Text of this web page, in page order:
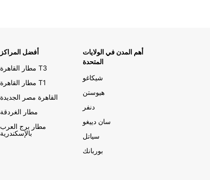
أفضل المراكز
مطار القاهرة T3
مطار القاهرة T1
القاهرة مصر الجديدة
مطار الغردقة
مطار برج العرب
بالإسكندرية
أهم المدن في الولايات
المتحدة
شيكاغو
هيوستن
دنفر
سان دييغو
سياتل
بوربانك